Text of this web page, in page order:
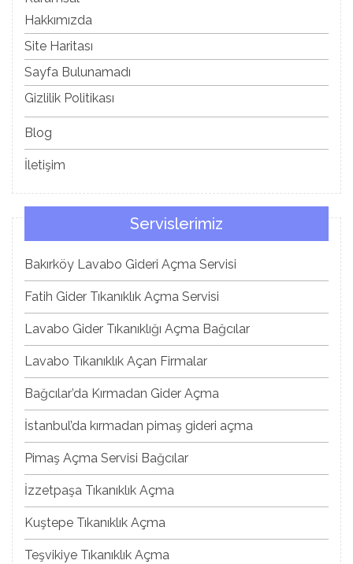
Hakkımızda
Site Haritası
Sayfa Bulunamadı
Gizlilik Politikası
Blog
İletişim
Servislerimiz
Bakırköy Lavabo Gideri Açma Servisi
Fatih Gider Tıkanıklık Açma Servisi
Lavabo Gider Tıkanıklığı Açma Bağcılar
Lavabo Tıkanıklık Açan Firmalar
Bağcılar’da Kırmadan Gider Açma
İstanbul’da kırmadan pimaş gideri açma
Pimaş Açma Servisi Bağcılar
İzzetpaşa Tıkanıklık Açma
Kuştepe Tıkanıklık Açma
Teşvikiye Tıkanıklık Açma